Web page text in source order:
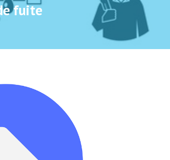
fuite